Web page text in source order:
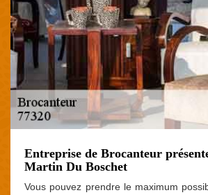
Entreprise de Brocanteur
Martin Du Boschet
Vous pouvez prendre le maximum